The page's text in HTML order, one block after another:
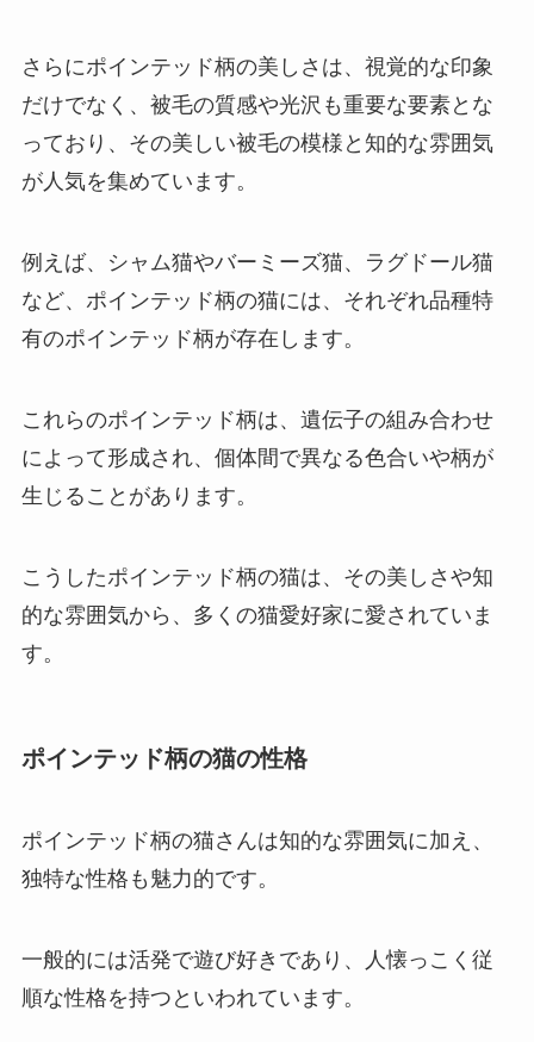
さらにポインテッド柄の美しさは、視覚的な印象
だけでなく、被毛の質感や光沢も重要な要素とな
っており、その美しい被毛の模様と知的な雰囲気
が人気を集めています。
例えば、シャム猫やバーミーズ猫、ラグドール猫
など、ポインテッド柄の猫には、それぞれ品種特
有のポインテッド柄が存在します。
これらのポインテッド柄は、遺伝子の組み合わせ
によって形成され、個体間で異なる色合いや柄が
生じることがあります。
こうしたポインテッド柄の猫は、その美しさや知
的な雰囲気から、多くの猫愛好家に愛されていま
す。
ポインテッド柄の猫の性格
ポインテッド柄の猫さんは知的な雰囲気に加え、
独特な性格も魅力的です。
一般的には活発で遊び好きであり、人懐っこく従
順な性格を持つといわれています。